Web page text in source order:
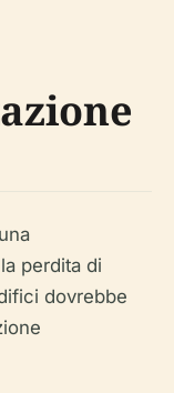
perdita di
dovrebbe